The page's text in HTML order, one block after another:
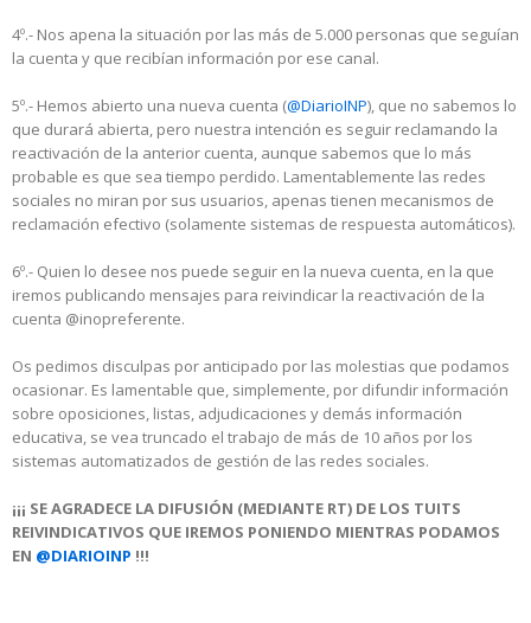
4º.- Nos apena la situación por las más de 5.000 personas que seguían
la cuenta y que recibían información por ese canal.
5º.- Hemos abierto una nueva cuenta (@DiarioINP), que no sabemos lo
que durará abierta, pero nuestra intención es seguir reclamando la
reactivación de la anterior cuenta, aunque sabemos que lo más
probable es que sea tiempo perdido. Lamentablemente las redes
sociales no miran por sus usuarios, apenas tienen mecanismos de
reclamación efectivo (solamente sistemas de respuesta automáticos).
6º.- Quien lo desee nos puede seguir en la nueva cuenta, en la que
iremos publicando mensajes para reivindicar la reactivación de la
cuenta @inopreferente.
Os pedimos disculpas por anticipado por las molestias que podamos
ocasionar. Es lamentable que, simplemente, por difundir información
sobre oposiciones, listas, adjudicaciones y demás información
educativa, se vea truncado el trabajo de más de 10 años por los
sistemas automatizados de gestión de las redes sociales.
¡¡¡ SE AGRADECE LA DIFUSIÓN (MEDIANTE RT) DE LOS TUITS
REIVINDICATIVOS QUE IREMOS PONIENDO MIENTRAS PODAMOS
EN @DIARIOINP !!!